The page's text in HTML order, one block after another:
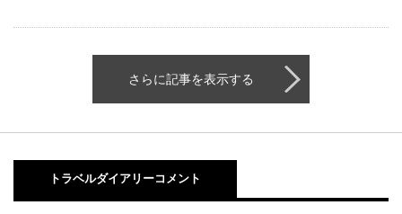
さらに記事を表示する
トラベルダイアリーコメント